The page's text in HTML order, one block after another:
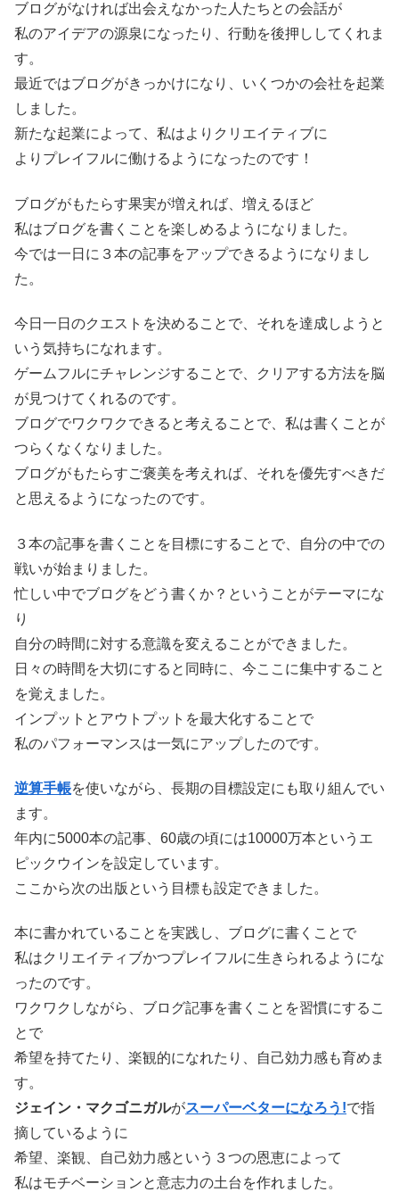
ブログがなければ出会えなかった人たちとの会話が
私のアイデアの源泉になったり、行動を後押ししてくれま
す。
最近ではブログがきっかけになり、いくつかの会社を起業
しました。
新たな起業によって、私はよりクリエイティブに
よりプレイフルに働けるようになったのです！
ブログがもたらす果実が増えれば、増えるほど
私はブログを書くことを楽しめるようになりました。
今では一日に３本の記事をアップできるようになりまし
た。
今日一日のクエストを決めることで、それを達成しようと
いう気持ちになれます。
ゲームフルにチャレンジすることで、クリアする方法を脳
が見つけてくれるのです。
ブログでワクワクできると考えることで、私は書くことが
つらくなくなりました。
ブログがもたらすご褒美を考えれば、それを優先すべきだ
と思えるようになったのです。
３本の記事を書くことを目標にすることで、自分の中での
戦いが始まりました。
忙しい中でブログをどう書くか？ということがテーマにな
り
自分の時間に対する意識を変えることができました。
日々の時間を大切にすると同時に、今ここに集中すること
を覚えました。
インプットとアウトプットを最大化することで
私のパフォーマンスは一気にアップしたのです。
逆算手帳を使いながら、長期の目標設定にも取り組んでい
ます。
年内に5000本の記事、60歳の頃には10000万本というエ
ピックウインを設定しています。
ここから次の出版という目標も設定できました。
本に書かれていることを実践し、ブログに書くことで
私はクリエイティブかつプレイフルに生きられるようにな
ったのです。
ワクワクしながら、ブログ記事を書くことを習慣にするこ
とで
希望を持てたり、楽観的になれたり、自己効力感も育めま
す。
ジェイン・マクゴニガルがスーパーベターになろう!で指
摘しているように
希望、楽観、自己効力感という３つの恩恵によって
私はモチベーションと意志力の土台を作れました。